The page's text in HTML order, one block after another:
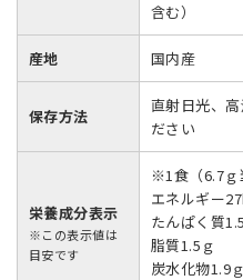
含む）
産地 国内産
保存方法
直射日光、
ださい
栄養成分表示
※この表示値は
目安です
※1食（6.7ｇ
エネルギー
たんぱく質
脂質1.5ｇ
炭水化物1.9ｇ